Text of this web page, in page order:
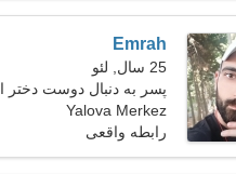
Emrah
25 سال, لئو
پسر به دنبال دوست
Yalova Merkez
رابطه واقعی